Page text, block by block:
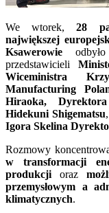
We wtorek,28
największej
Ksawerowie
przedstawicieli
Wiceministra
Manufacturing
Hiraoka, Dyrektora
Hidekuni Shigematsu
Igora Skelina
Rozmowy
w transformacji
produkcji oraz
przemysłowym a
klimatycznych.